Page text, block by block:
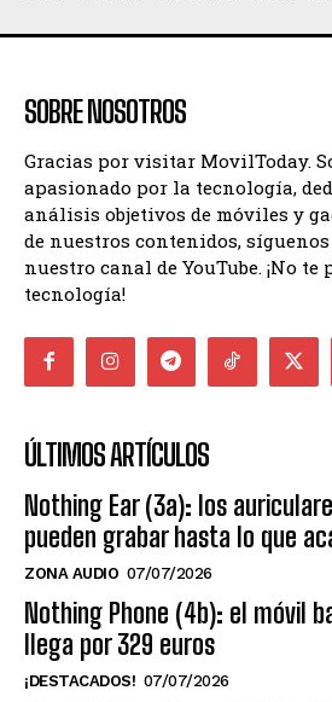
SOBRE NOSOTROS
Gracias por visitar MovilToday.
apasionado por la tecnología,
análisis objetivos de móviles y
de nuestros contenidos, síguenos
nuestro canal de YouTube. ¡No te
tecnología!
ÚLTIMOS ARTÍCULOS
Nothing Ear (3a): los
pueden grabar hasta lo que
ZONA AUDIO 07/07/2026
Nothing Phone (4b): el móvil
llega por 329 euros
¡DESTACADOS! 07/07/2026